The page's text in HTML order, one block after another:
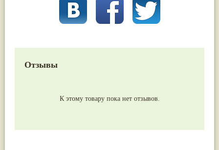
Отзывы
К этому товару пока нет отзывов.